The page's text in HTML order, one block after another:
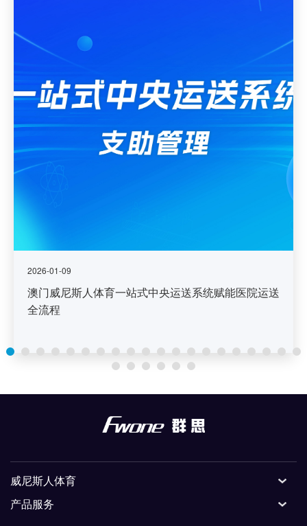
2026-01-09
澳门威尼斯人体育一站式中央运送系统赋能医院运送
全流程
威尼斯人体育
产品服务